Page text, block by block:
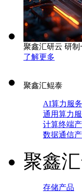
聚鑫汇研云 研
了解更多
聚鑫汇鲲泰
AI算力服
通用算力
计算终端
数据通信
聚鑫
存储产品